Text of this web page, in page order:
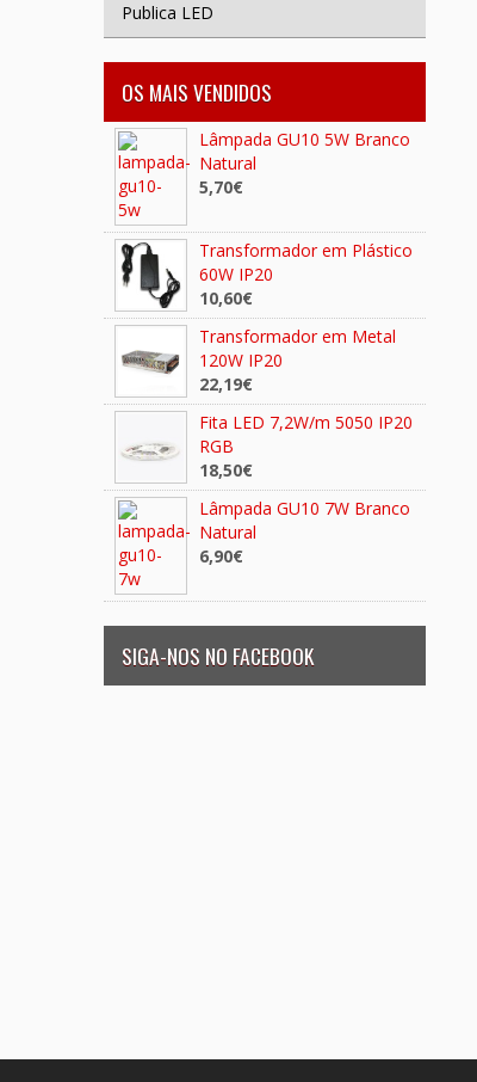
Publica LED
OS MAIS VENDIDOS
Lâmpada GU10 5W Branco
Natural
5,70€
Transformador em Plástico
60W IP20
10,60€
Transformador em Metal
120W IP20
22,19€
Fita LED 7,2W/m 5050 IP20
RGB
18,50€
Lâmpada GU10 7W Branco
Natural
6,90€
SIGA-NOS NO FACEBOOK